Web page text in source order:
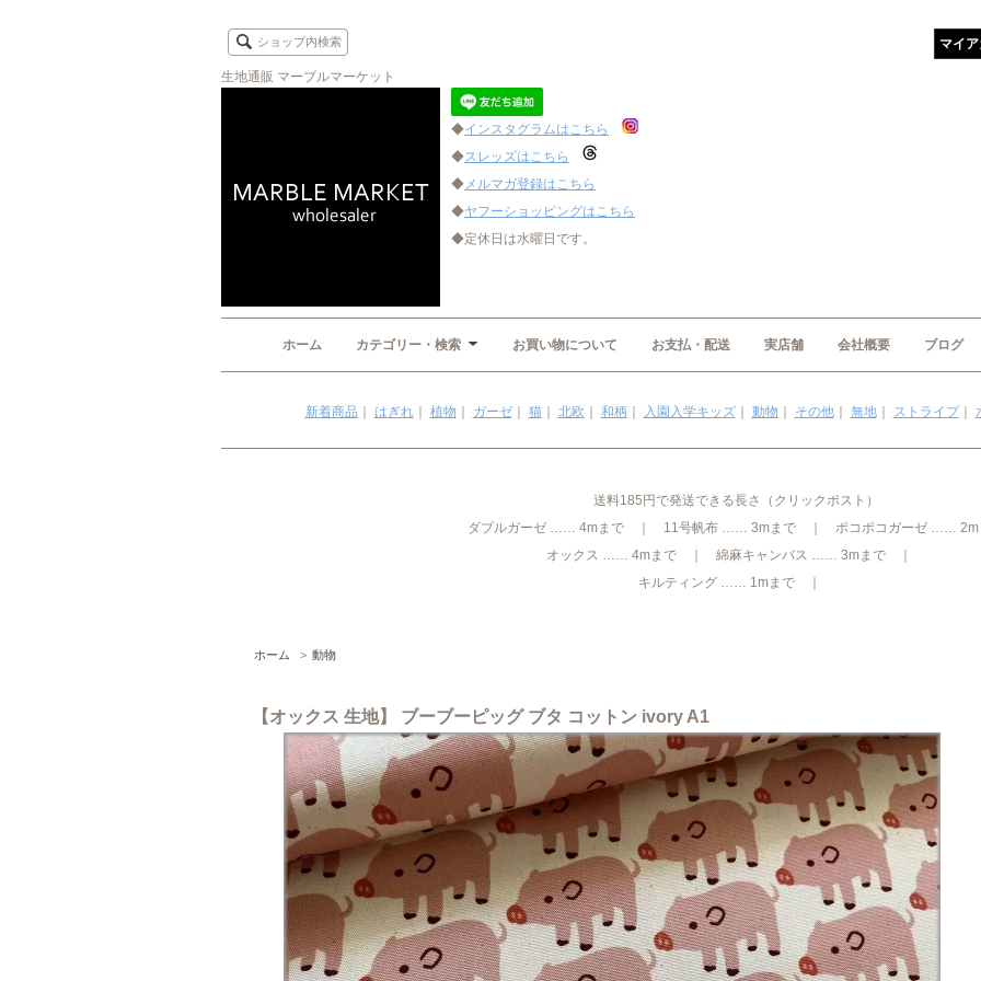
マイ
ショップ内検索
生地通販 マーブルマーケット
◆インスタグラムはこちら
◆スレッズはこちら
◆メルマガ登録はこちら
◆ヤフーショッピングはこちら
◆定休日は水曜日です。
ホーム カテゴリー・検索 お買い物について お支払・配送 実店舗 会社概要 ブログ
新着商品 はぎれ｜ 植物 ガーゼ｜ 猫｜ 北欧 和柄 入園入学キッズ｜ 動物 その他｜ 無地｜ ストライプ｜
送料185円で発送できる長さ（クリックポスト）
ダブルガーゼ …… 4mまで ｜ 11号帆布 …… 3mまで ｜ ポコポコガーゼ …… 2m
オックス …… 4mまで ｜ 綿麻キャンバス …… 3mまで ｜
キルティング …… 1mまで ｜
ホーム > 動物
【オックス 生地】 ブーブーピッグ ブタ コットン ivory A1